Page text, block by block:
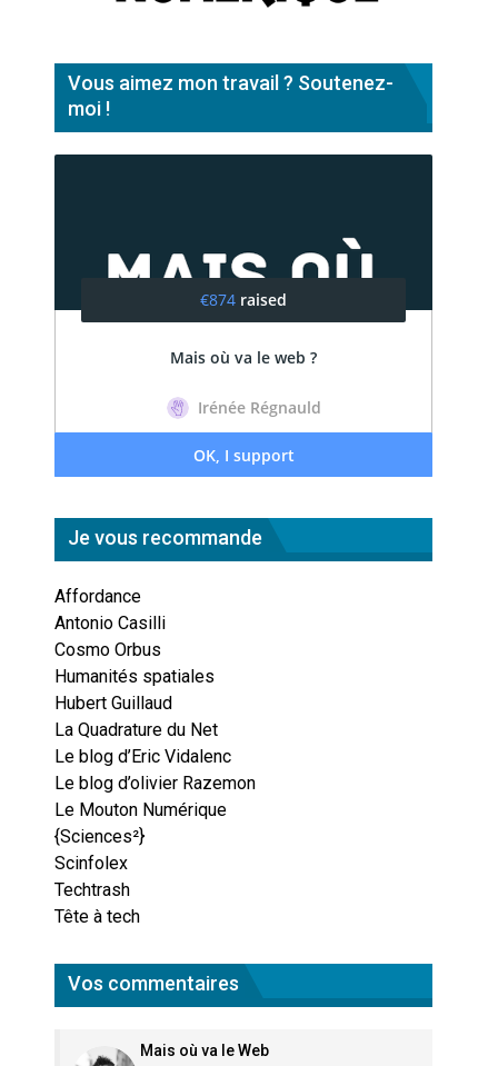
Vous aimez mon travail ? Soutenez-
moi !
Je vous recommande
Affordance
Antonio Casilli
Cosmo Orbus
Humanités spatiales
Hubert Guillaud
La Quadrature du Net
Le blog d’Eric Vidalenc
Le blog d’olivier Razemon
Le Mouton Numérique
{Sciences²}
Scinfolex
Techtrash
Tête à tech
Vos commentaires
Mais où va le Web